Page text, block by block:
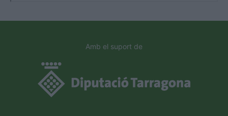
Amb el suport de